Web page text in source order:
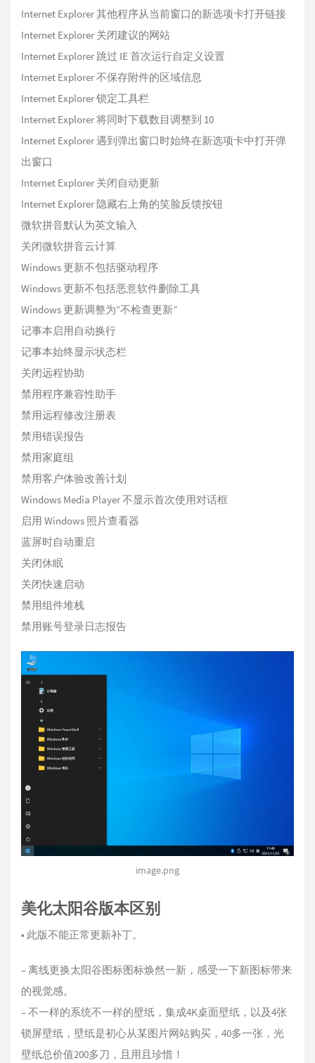
Internet Explorer 其他程序从当前窗口的新选项卡打开链接
Internet Explorer 关闭建议的网站
Internet Explorer 跳过 IE 首次运行自定义设置
Internet Explorer 不保存附件的区域信息
Internet Explorer 锁定工具栏
Internet Explorer 将同时下载数目调整到 10
Internet Explorer 遇到弹出窗口时始终在新选项卡中打开弹
出窗口
Internet Explorer 关闭自动更新
Internet Explorer 隐藏右上角的笑脸反馈按钮
微软拼音默认为英文输入
关闭微软拼音云计算
Windows 更新不包括驱动程序
Windows 更新不包括恶意软件删除工具
Windows 更新调整为“不检查更新”
记事本启用自动换行
记事本始终显示状态栏
关闭远程协助
禁用程序兼容性助手
禁用远程修改注册表
禁用错误报告
禁用家庭组
禁用客户体验改善计划
Windows Media Player 不显示首次使用对话框
启用 Windows 照片查看器
蓝屏时自动重启
关闭休眠
关闭快速启动
禁用组件堆栈
禁用账号登录日志报告
image.png
美化太阳谷版本区别
• 此版不能正常更新补丁。
– 离线更换太阳谷图标图标焕然一新，感受一下新图标带来
的视觉感。
– 不一样的系统不一样的壁纸，集成4K桌面壁纸，以及4张
锁屏壁纸，壁纸是初心从某图片网站购买，40多一张，光
壁纸总价值200多刀，且用且珍惜！